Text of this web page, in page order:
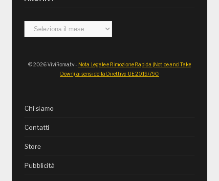
Archivi
© 2026 ViviRoma.tv - Nota Legale e Rimozione Rapida (Notice and Take
Down) ai sensi della Direttiva UE 2019/790
Chi siamo
Contatti
Store
Pubblicità